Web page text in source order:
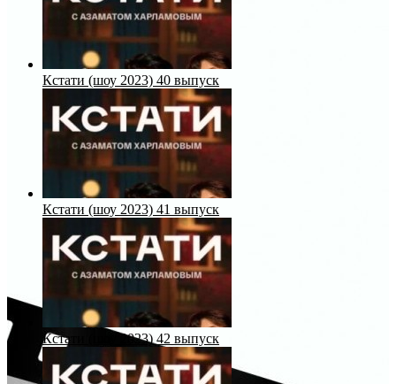
Кстати (шоу 2023) 40 выпуск
Кстати (шоу 2023) 41 выпуск
Кстати (шоу 2023) 42 выпуск